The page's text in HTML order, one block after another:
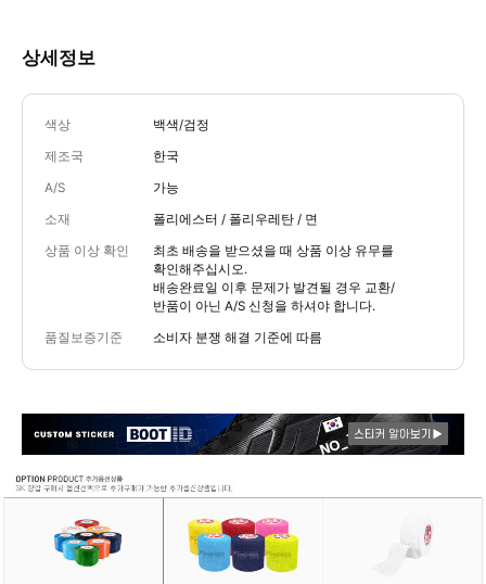
상세정보
색상 백색/검정
제조국 한국
A/S 가능
소재 폴리에스터 / 폴리우레탄 / 면
상품 이상 확인
최초 배송을 받으셨을 때 상품 이상 유무를
확인해주십시오.
배송완료일 이후 문제가 발견될 경우 교환/
반품이 아닌 A/S 신청을 하셔야 합니다.
품질보증기준 소비자 분쟁 해결 기준에 따름